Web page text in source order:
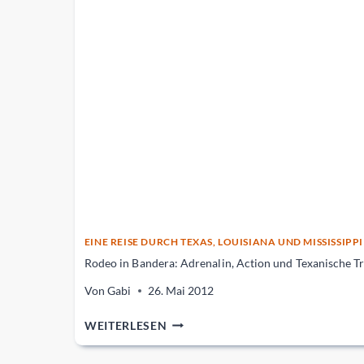
EINE REISE DURCH TEXAS, LOUISIANA UND MISSISSIPPI
Rodeo in Bandera: Adrenalin, Action und Texanische
Von Gabi 26. Mai 2012
WEITERLESEN RODEO